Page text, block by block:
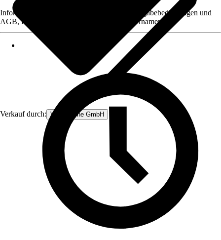
Verkauf durch: V&V Online GmbH
Informationen des Verkäufers, wie z. B. Rückgabebedingungen und
AGB, finden Sie bei Klick auf den Verkäufernamen.